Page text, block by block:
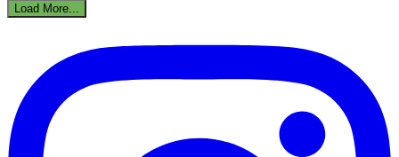
Load More...